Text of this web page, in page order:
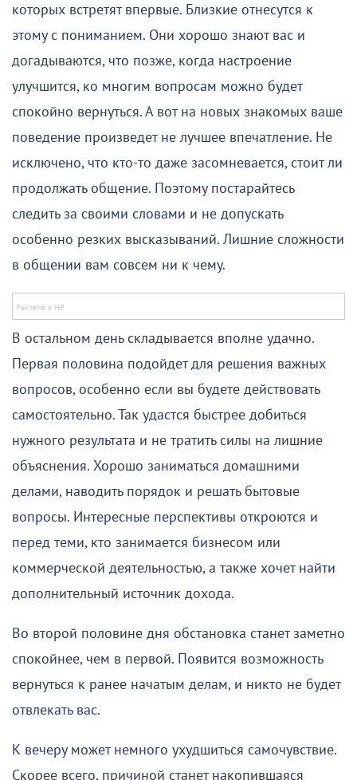
которых встретят впервые. Близкие отнесутся к
этому с пониманием. Они хорошо знают вас и
догадываются, что позже, когда настроение
улучшится, ко многим вопросам можно будет
спокойно вернуться. А вот на новых знакомых ваше
поведение произведет не лучшее впечатление. Не
исключено, что кто-то даже засомневается, стоит ли
продолжать общение. Поэтому постарайтесь
следить за своими словами и не допускать
особенно резких высказываний. Лишние сложности
в общении вам совсем ни к чему.
В остальном день складывается вполне удачно.
Первая половина подойдет для решения важных
вопросов, особенно если вы будете действовать
самостоятельно. Так удастся быстрее добиться
нужного результата и не тратить силы на лишние
объяснения. Хорошо заниматься домашними
делами, наводить порядок и решать бытовые
вопросы. Интересные перспективы откроются и
перед теми, кто занимается бизнесом или
коммерческой деятельностью, а также хочет найти
дополнительный источник дохода.
Во второй половине дня обстановка станет заметно
спокойнее, чем в первой. Появится возможность
вернуться к ранее начатым делам, и никто не будет
отвлекать вас.
К вечеру может немного ухудшиться самочувствие.
Скорее всего, причиной станет накопившаяся